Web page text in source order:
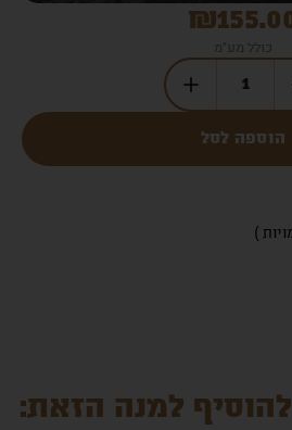
₪
כולל מע"מ
הוספה לסל
)
למנה הזאת: